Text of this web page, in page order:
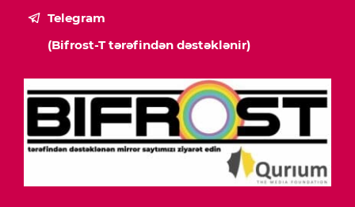
Telegram
(Bifrost-T tərəfindən dəstəklənir)